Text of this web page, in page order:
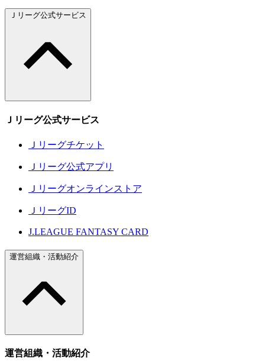
Ｊリーグ公式サービス
Ｊリーグ公式サービス
Ｊリーグチケット
Ｊリーグ公式アプリ
Ｊリーグオンラインストア
ＪリーグID
J.LEAGUE FANTASY CARD
運営組織・活動紹介
運営組織・活動紹介